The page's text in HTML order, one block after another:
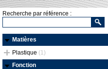
Recherche par référence :
Matières
Plastique (1)
Fonction